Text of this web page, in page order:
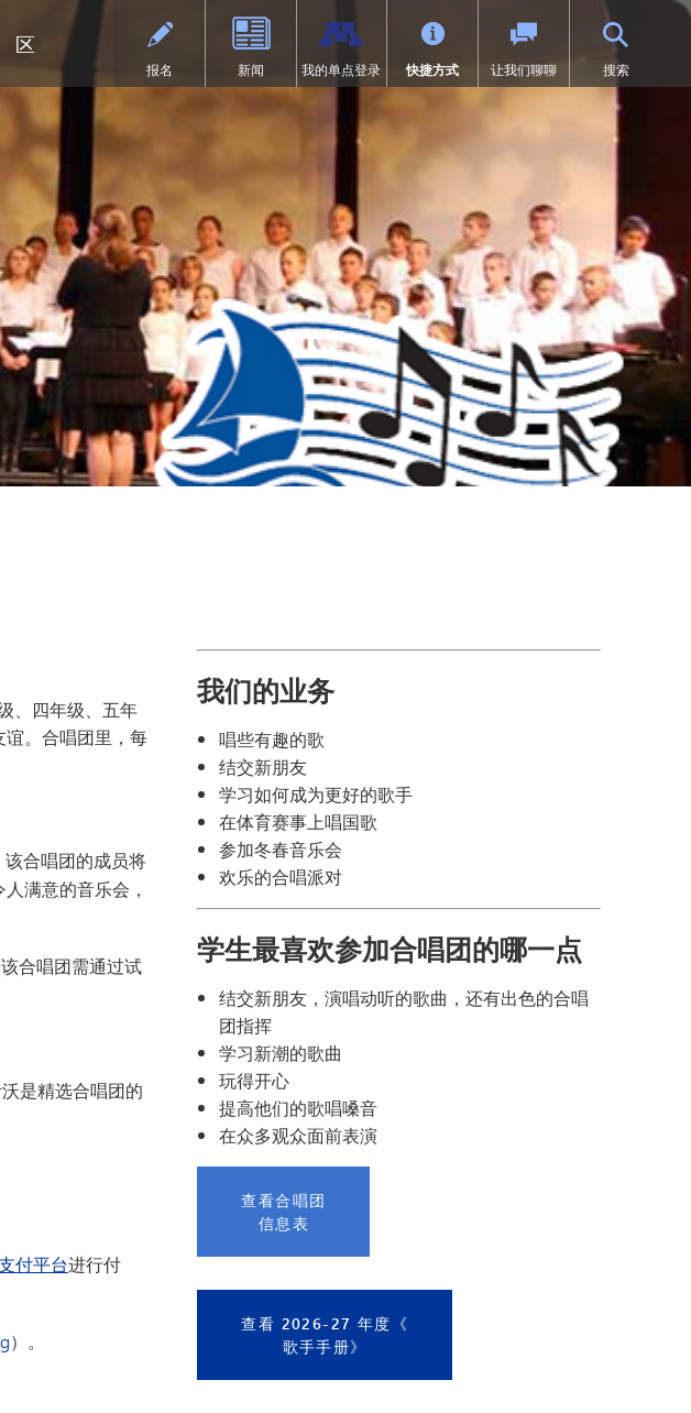
年
高中（9-12年级）
大学先修课程（AP）
毕业设计
美术
毕业要求
国际文凭（IB）
国际研究
语言沉浸式课程（9-12年级）
明尼通卡研究
MOMENTUM：航空、汽车、建筑
“引领未来”项目
船长日志 | MHS 课程目录
Tonka Online（增刊）
标签页中打开）
页中打开）
/标签页中打开）
签页中打开）
开）
常见问题
联系我们
注册（在新窗口/标签页中打开）
体育
体育快讯
门票
初中
初中
通卡高中
过渡教育
SAIL 过渡计划
区
伙伴
援会
石俱乐部
（在新窗口/标签页中打开）
协作
通卡校友会
通卡基金会
基珀斯助威俱乐部
CARES
卡之傲
项目
1:1 iPad 信息
第504条
预防欺凌
数字健康与保健
英语学习者 (EL)
医疗服务
居家
符合《麦金尼-文托法案》资格的
学生
明尼通卡美洲原住民教育项目
特殊教育
第一章
《第九条》
报名 新闻 我的单点登录 快捷方式 让我们聊聊 搜索
、四年级、五年
。合唱团里，每
合唱团的成员将
满意的音乐会，
合唱团需通过试
是精选合唱团的
付平台进行付
）。
我们的业务
唱些有趣的歌
结交新朋友
学习如何成为更好的歌手
在体育赛事上唱国歌
参加冬春音乐会
欢乐的合唱派对
学生最喜欢参加合唱团的哪一点
结交新朋友，演唱动听的歌曲，还有出色的合唱
团指挥
学习新潮的歌曲
玩得开心
提高他们的歌唱嗓音
在众多观众面前表演
查看合唱团
信息表
查看 2026-27 年度《
歌手手册》